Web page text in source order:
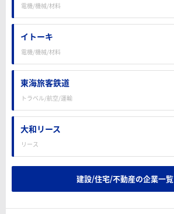
電機/機械/材料
イトーキ
電機/機械/材料
東海旅客鉄道
トラベル/航空/運輸
大和リース
リース
建設/住宅/不動産の企業一覧